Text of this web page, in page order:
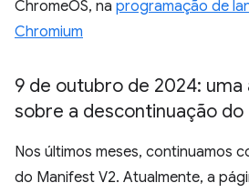
ChromeOS, na programação de
Chromium
9 de outubro de 2024: uma
sobre a descontinuação
Nos últimos meses, continuamos
do Manifest V2. Atualmente, a